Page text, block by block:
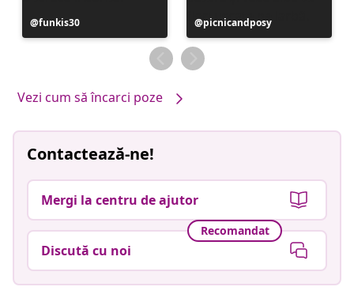
Postare
publicată
funkis30
Postare
publicată
de
picnicandposy
Vezi cum să încarci poze
Contactează-ne!
Mergi la centru de ajutor
Recomandat
Discută cu noi